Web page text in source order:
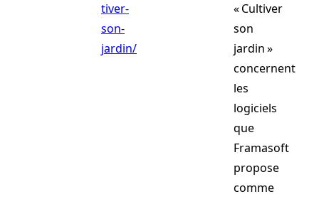
tiver-
son-
jardin/
« Cultiver
son
jardin »
concernent
les
logiciels
que
Framasoft
propose
comme